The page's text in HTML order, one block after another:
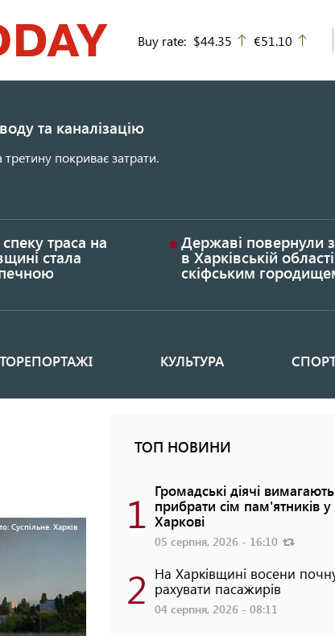
Buy rate: $44.35 up
€51.10
та каналізацію
покриває затрати.
траса на
стала
Державі повернули
в Харківській області
скіфським
КУЛЬТУРА
Суспільне. Харків
ТОП НОВИНИ
1 Громадські діячі вимагають
прибрати сім пам'ятників у
Харкові
05 серпня, 2026 - 16:10
2 На Харківщині восени
рахувати пасажирів
04 серпня, 2026 - 08:11